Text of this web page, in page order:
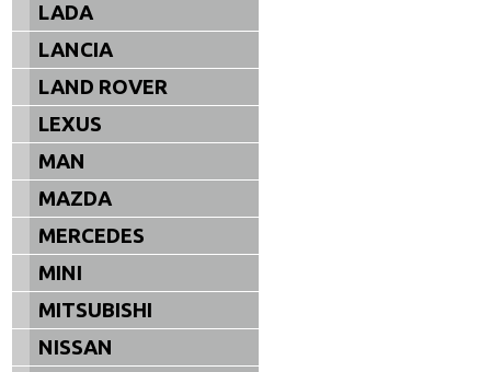
LADA
LANCIA
LAND ROVER
LEXUS
MAN
MAZDA
MERCEDES
MINI
MITSUBISHI
NISSAN